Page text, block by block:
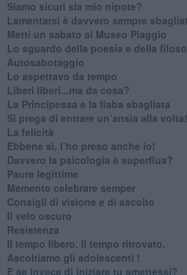
​Siamo sicuri sia mio nipote?
​Lamentarsi è davvero sempre
​Metti un sabato al Museo Piaggio
​Lo sguardo della poesia e della
Autosabotaggio
​Lo aspettavo da tempo
​Liberi liberi...ma da cosa?
​La Principessa e la fiaba sbagliata
Si prega di entrare un’ansia alla volta!
​La felicità
​Ebbene sì, l’ho preso anche io!
​Davvero la psicologia è superflua?
Paure legittime
​Memento celebrare semper
​Consigli di visione e di ascolto
​Il velo oscuro
Resistenza
​Il tempo libero. Il tempo ritrovato.
Ascoltiamo gli adolescenti !
​E se invece di iniziare tu smettessi?